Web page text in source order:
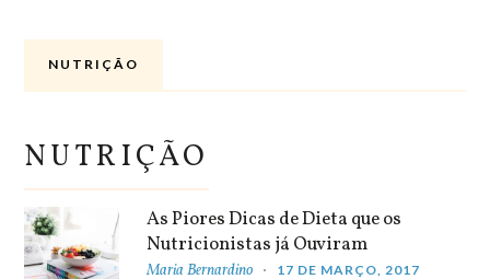
NUTRIÇÃO
NUTRIÇÃO
As Piores Dicas de Dieta que os
Nutricionistas já Ouviram
Maria Bernardino 17 DE MARÇO, 2017